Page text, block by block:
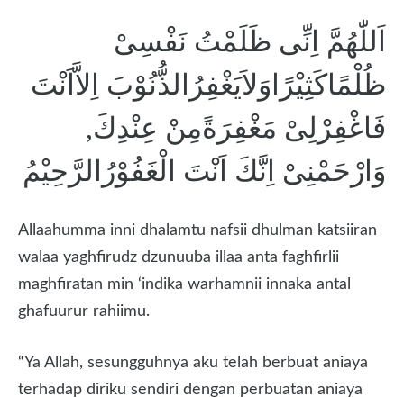
اَللّٰهُمَّ اِنِّى ظَلَمْتُ نَفْسِىْ
ظُلْمًاكَثِيْرًاوَلاَيَغْفِرُالذُّنُوْبَ اِلاَّاَنْتَ
فَاغْفِرْلِىْ مَغْفِرَةًمِنْ عِنْدِكَ,
وَارْحَمْنِىْ اِنَّكَ اَنْتَ الْغَفُوْرُالرَّحِيْمُ
Allaahumma inni dhalamtu nafsii dhulman katsiiran
walaa yaghfirudz dzunuuba illaa anta faghfirlii
maghfiratan min ‘indika warhamnii innaka antal
ghafuurur rahiimu.
“Ya Allah, sesungguhnya aku telah berbuat aniaya
terhadap diriku sendiri dengan perbuatan aniaya